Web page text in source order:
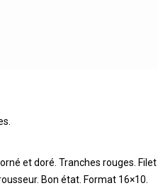
et doré. Tranches rouges.
Bon état. Format 16×10.